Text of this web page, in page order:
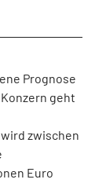
Prognose
geht
zwischen
Euro